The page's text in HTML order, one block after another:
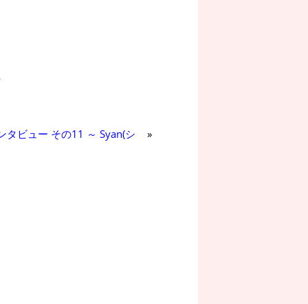
タビュー その11 ～ Syan(シ »